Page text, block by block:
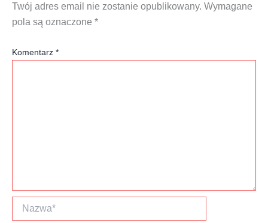
Twój adres email nie zostanie opublikowany. Wymagane
pola są oznaczone *
Komentarz *